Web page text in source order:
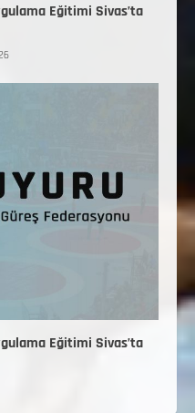
Eğitimi Sivas’ta
Eğitimi Sivas’ta